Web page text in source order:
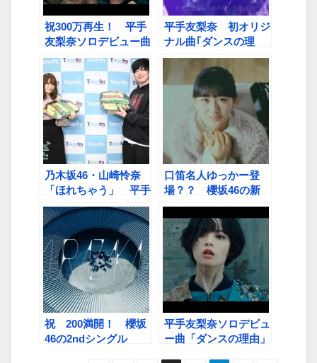
祝300万再生！ 平手
友梨奈ソロデビュー曲
「ダンスの理由」
平手友梨奈 初オリジ
ナル曲｢ダンスの理
由」を披露 「マイケ
ル・ジャクソンみた
い」
乃木坂46・山崎怜奈
「ほれちゃう」 平手
ソロデビュー曲「ダン
スの理由」絶賛
口笛名人ゆっかー登
場？？ 櫻坂46の新
曲「思ったよりも寂し
くない」宇宙初解禁で
話題沸騰
祝 200満開！ 櫻坂
46の2ndシングル
平手友梨奈ソロデビュ
ー曲「ダンスの理由」